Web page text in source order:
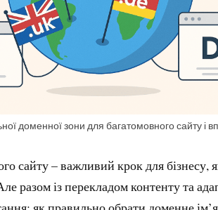
доменної зони для багатомовного сайту і
сайту – важливий крок для бізнесу,
разом із перекладом контенту та